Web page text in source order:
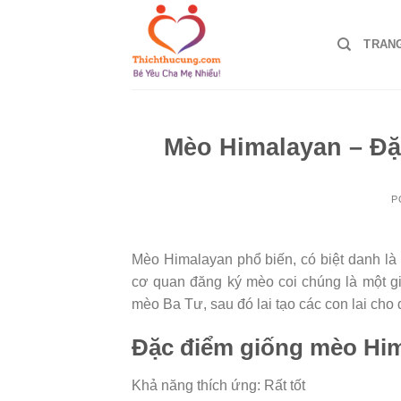
Mèo Himalayan –
Mèo Himalayan phổ biến, có biệt danh
cơ quan đăng ký mèo coi chúng là một
mèo Ba Tư, sau đó lai tạo các con lai
Đặc điểm giống mèo
Khả năng thích ứng: Rất tốt